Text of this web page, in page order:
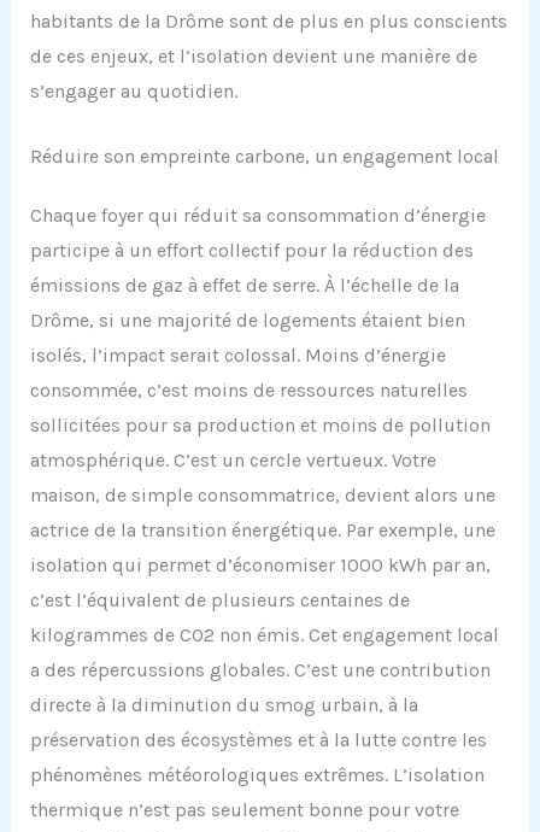
habitants de la Drôme sont de plus en plus conscients
de ces enjeux, et l’isolation devient une manière de
s’engager au quotidien.
Réduire son empreinte carbone, un engagement local
Chaque foyer qui réduit sa consommation d’énergie
participe à un effort collectif pour la réduction des
émissions de gaz à effet de serre. À l’échelle de la
Drôme, si une majorité de logements étaient bien
isolés, l’impact serait colossal. Moins d’énergie
consommée, c’est moins de ressources naturelles
sollicitées pour sa production et moins de pollution
atmosphérique. C’est un cercle vertueux. Votre
maison, de simple consommatrice, devient alors une
actrice de la transition énergétique. Par exemple, une
isolation qui permet d’économiser 1000 kWh par an,
c’est l’équivalent de plusieurs centaines de
kilogrammes de CO2 non émis. Cet engagement local
a des répercussions globales. C’est une contribution
directe à la diminution du smog urbain, à la
préservation des écosystèmes et à la lutte contre les
phénomènes météorologiques extrêmes. L’isolation
thermique n’est pas seulement bonne pour votre